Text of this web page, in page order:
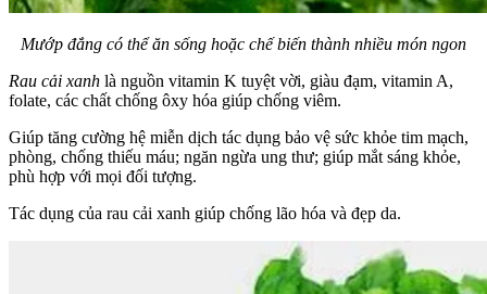
Mướp đắng có thể ăn sống hoặc chế biến thành nhiều món ngon
Rau cải xanh là nguồn vitamin K tuyệt vời, giàu đạm, vitamin A,
folate, các chất chống ôxy hóa giúp chống viêm.
Giúp tăng cường hệ miễn dịch tác dụng bảo vệ sức khỏe tim mạch,
phòng, chống thiếu máu; ngăn ngừa ung thư; giúp mắt sáng khỏe,
phù hợp với mọi đối tượng.
Tác dụng của rau cải xanh giúp chống lão hóa và đẹp da.